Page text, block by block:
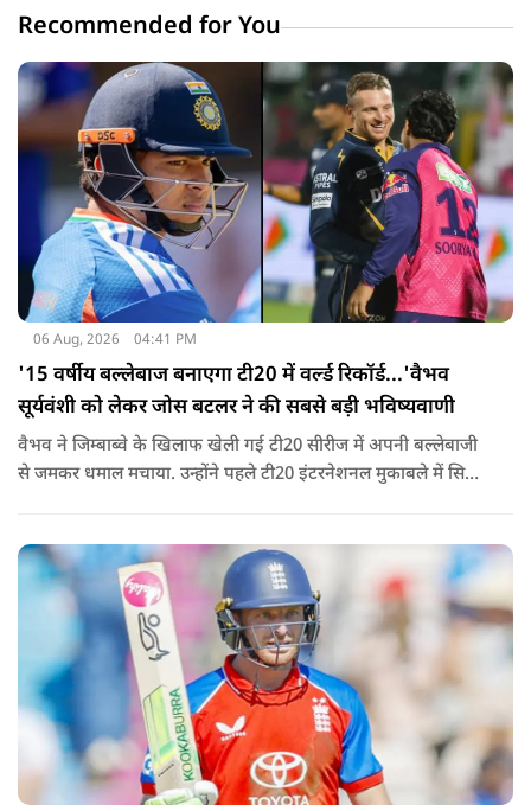
Recommended for You
06 Aug, 2026 04:41 PM
'15 वर्षीय बल्लेबाज बनाएगा टी20 में वर्ल्ड रिकॉर्ड...'वैभव
सूर्यवंशी को लेकर जोस बटलर ने की सबसे बड़ी भविष्यवाणी
वैभव ने जिम्बाब्वे के खिलाफ खेली गई टी20 सीरीज में अपनी बल्लेबाजी
से जमकर धमाल मचाया. उन्होंने पहले टी20 इंटरनेशनल मुकाबले में सिर्फ